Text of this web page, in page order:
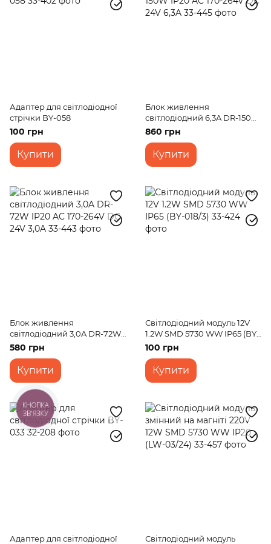
Адаптер для світлодіодної
стрічки BY-058
100 грн
Купити
Блок живлення
світлодіодний 6,3A DR-150W
IP20 AC 170-264V DC 24V 6,3A
860 грн
Купити
Блок живлення
світлодіодний 3,0A DR-72W
IP20 AC 170-264V DC 24V
580 грн
Купити
Світлодіодний модуль 12V
1.2W SMD 5730 WW IP65 (BY-
018/3)
100 грн
Купити
Адаптер для світлодіодної
Світлодіодний модуль
КНОПКА
ЗВ'ЯЗКУ